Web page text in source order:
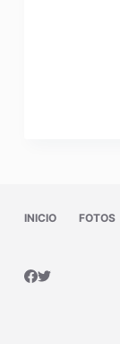
INICIO FOTOS